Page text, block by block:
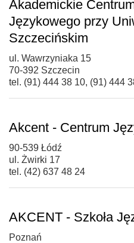
Akademickie
Językowego przy
Szczecińskim
ul. Wawrzyniaka 15
70-392 Szczecin
tel. (91) 444 38 10, (91) 444
Akcent - Centrum
90-539 Łódź
ul. Żwirki 17
tel. (42) 637 48 24
AKCENT - Szkoła
Poznań